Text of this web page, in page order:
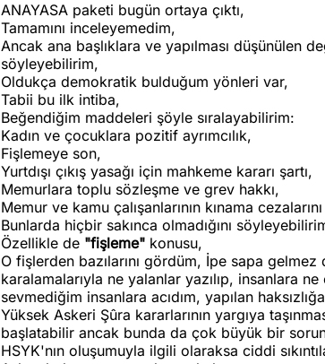
ANAYASA paketi bugün ortaya çıktı,
Tamamını inceleyemedim,
Ancak ana başlıklara ve yapılması düşünülen
söyleyebilirim,
Oldukça demokratik bulduğum yönleri var,
Tabii bu ilk intiba,
Beğendiğim maddeleri şöyle sıralayabilirim:
Kadın ve çocuklara pozitif ayrımcılık,
Fişlemeye son,
Yurtdışı çıkış yasağı için mahkeme kararı şartı,
Memurlara toplu sözleşme ve grev hakkı,
Memur ve kamu çalışanlarının kınama
Bunlarda hiçbir sakınca olmadığını
Özellikle de "fişleme" konusu,
O fişlerden bazılarını gördüm, İpe sapa
karalamalarıyla ne yalanlar yazılıp, insanlara
sevmediğim insanlara acıdım, yapılan
Yüksek Askeri Şûra kararlarının yargıya
başlatabilir ancak bunda da çok büyük bir
HSYK'nın oluşumuyla ilgili olaraksa ciddi